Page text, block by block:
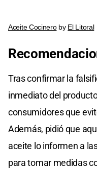
Aceite Cocineroby El Litoral
Tras confirmar la
inmediato del
consumidores que
Además, pidió que
aceite lo informen a
para tomar medidas